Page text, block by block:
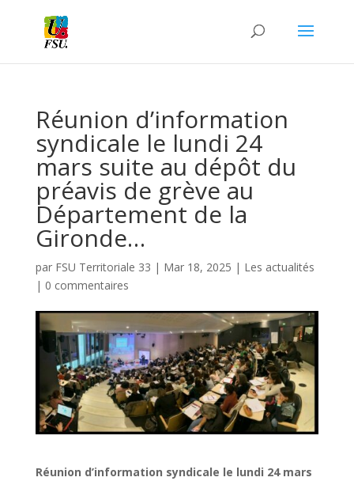
Réunion d’information
syndicale le lundi 24
mars suite au dépôt du
préavis de grève au
Département de la
Gironde…
par FSU Territoriale 33 | Mar 18, 2025 | Les actualités
| 0 commentaires
Réunion d’information syndicale le lundi 24 mars